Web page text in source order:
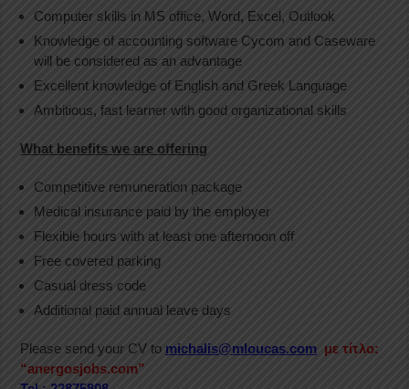
Computer skills in MS office, Word, Excel, Outlook
Knowledge of accounting software Cycom and Caseware
will be considered as an advantage
Excellent knowledge of English and Greek Language
Ambitious, fast learner with good organizational skills
What benefits we are offering
Competitive remuneration package
Medical insurance paid by the employer
Flexible hours with at least one afternoon off
Free covered parking
Casual dress code
Additional paid annual leave days
Please send your CV to michalis@mloucas.com με τίτλο:
“anergosjobs.com”